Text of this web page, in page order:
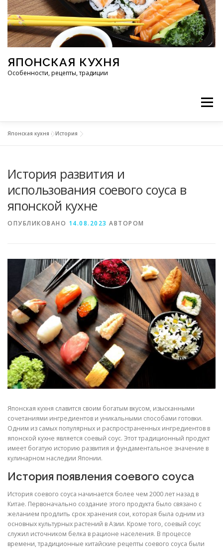
Перейти к содержимому
ЯПОНСКАЯ КУХНЯ
Особенности, рецепты, традиции
Меню
РЕЦЕПТЫ ТРАДИЦИИ
Японская кухня »История
История развития и
использования соевого соуса в
японской кухне
ОПУБЛИКОВАНО 14.08.2023 АВТОРОМ
Японская кухня славится своим богатым вкусом, изысканными
сочетаниями ингредиентов и уникальными способами готовки.
Одним из самых популярных и распространенных ингредиентов в
японской кухне является соевый соус. Этот традиционный продукт
имеет богатую историю развития и фундаментальное значение в
кулинарном наследии Японии.
История появления соевого соуса
История соевого соуса начинается более чем 2000 лет назад в
Китае. Первоначально создание этого продукта было связано с
желанием продлить срок хранения сои, которая была одним из
основных культурных растений в Азии. Кроме того, соевый соус
служил источником белка в рационе населения. В процессе
времени, традиционные китайские рецепты соевого соуса были